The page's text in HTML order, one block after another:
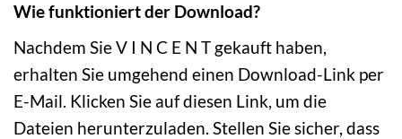
Wie funktioniert der Download?
Nachdem Sie V I N C E N T gekauft haben,
erhalten Sie umgehend einen Download-Link per
E-Mail. Klicken Sie auf diesen Link, um die
Dateien herunterzuladen. Stellen Sie sicher, dass